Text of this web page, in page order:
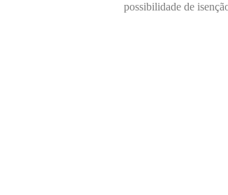
possibilidade de